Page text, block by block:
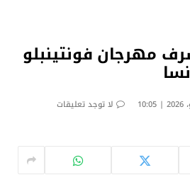
مهرجان فونتينبلو
لا توجد تعليقات